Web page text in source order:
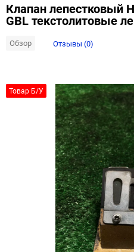
Клапан лепестковый
GBL текстолитовые
Обзор Отзывы (0)
Товар Б/У